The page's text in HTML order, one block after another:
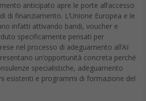
anticipato apre le porte all’accesso
di finanziamento. L’Unione Europea e le
infatti attivando bandi, voucher e
specificamente pensati per
nel processo di adeguamento all’AI
un’opportunità concreta perché
specialistiche, adeguamento
esistenti e programmi di formazione del